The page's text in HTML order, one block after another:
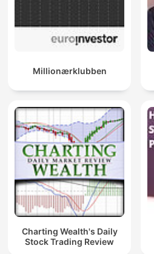
Millionærklubben
Charting Wealth's Daily
Stock Trading Review